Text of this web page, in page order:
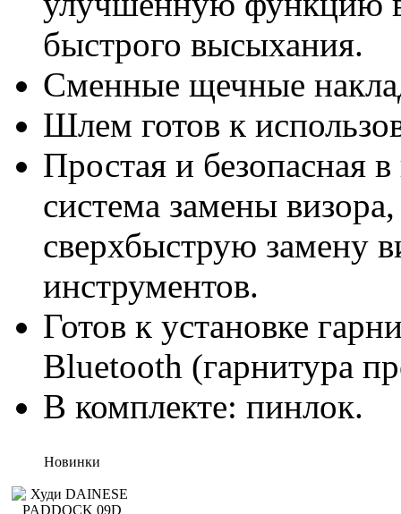
быстрого высыхания.
Сменные щечные
Шлем готов к
Простая и безопасная
система замены
сверхбыструю замену
инструментов.
Готов к установке
Bluetooth (гарнитура
В комплекте: пинлок.
Новинки